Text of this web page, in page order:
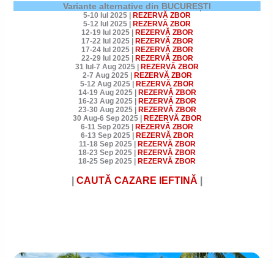
Variante alternative din BUCUREȘTI
5-10 Iul 2025 | REZERVĂ ZBOR
5-12 Iul 2025 | REZERVĂ ZBOR
12-19 Iul 2025 | REZERVĂ ZBOR
17-22 Iul 2025 | REZERVĂ ZBOR
17-24 Iul 2025 | REZERVĂ ZBOR
22-29 Iul 2025 | REZERVĂ ZBOR
31 Iul-7 Aug 2025 | REZERVĂ ZBOR
2-7 Aug 2025 | REZERVĂ ZBOR
5-12 Aug 2025 | REZERVĂ ZBOR
14-19 Aug 2025 | REZERVĂ ZBOR
16-23 Aug 2025 | REZERVĂ ZBOR
23-30 Aug 2025 | REZERVĂ ZBOR
30 Aug-6 Sep 2025 | REZERVĂ ZBOR
6-11 Sep 2025 | REZERVĂ ZBOR
6-13 Sep 2025 | REZERVĂ ZBOR
11-18 Sep 2025 | REZERVĂ ZBOR
18-23 Sep 2025 | REZERVĂ ZBOR
18-25 Sep 2025 | REZERVĂ ZBOR
CAUTĂ CAZARE IEFTINĂ